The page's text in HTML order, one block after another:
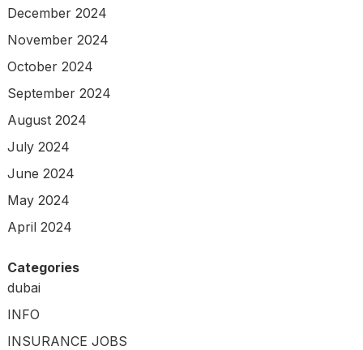
December 2024
November 2024
October 2024
September 2024
August 2024
July 2024
June 2024
May 2024
April 2024
Categories
dubai
INFO
INSURANCE JOBS